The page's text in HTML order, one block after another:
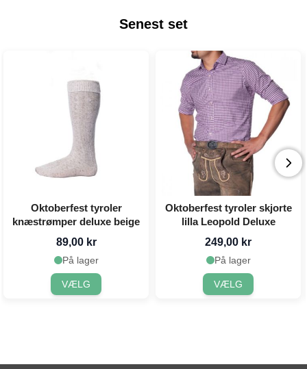
Senest set
Oktoberfest tyroler
knæstrømper deluxe beige
89,00 kr
På lager
VÆLG
Oktoberfest tyroler skjorte
lilla Leopold Deluxe
249,00 kr
På lager
VÆLG